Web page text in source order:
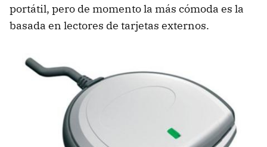
portátil, pero de momento la más cómoda es la
basada en lectores de tarjetas externos.